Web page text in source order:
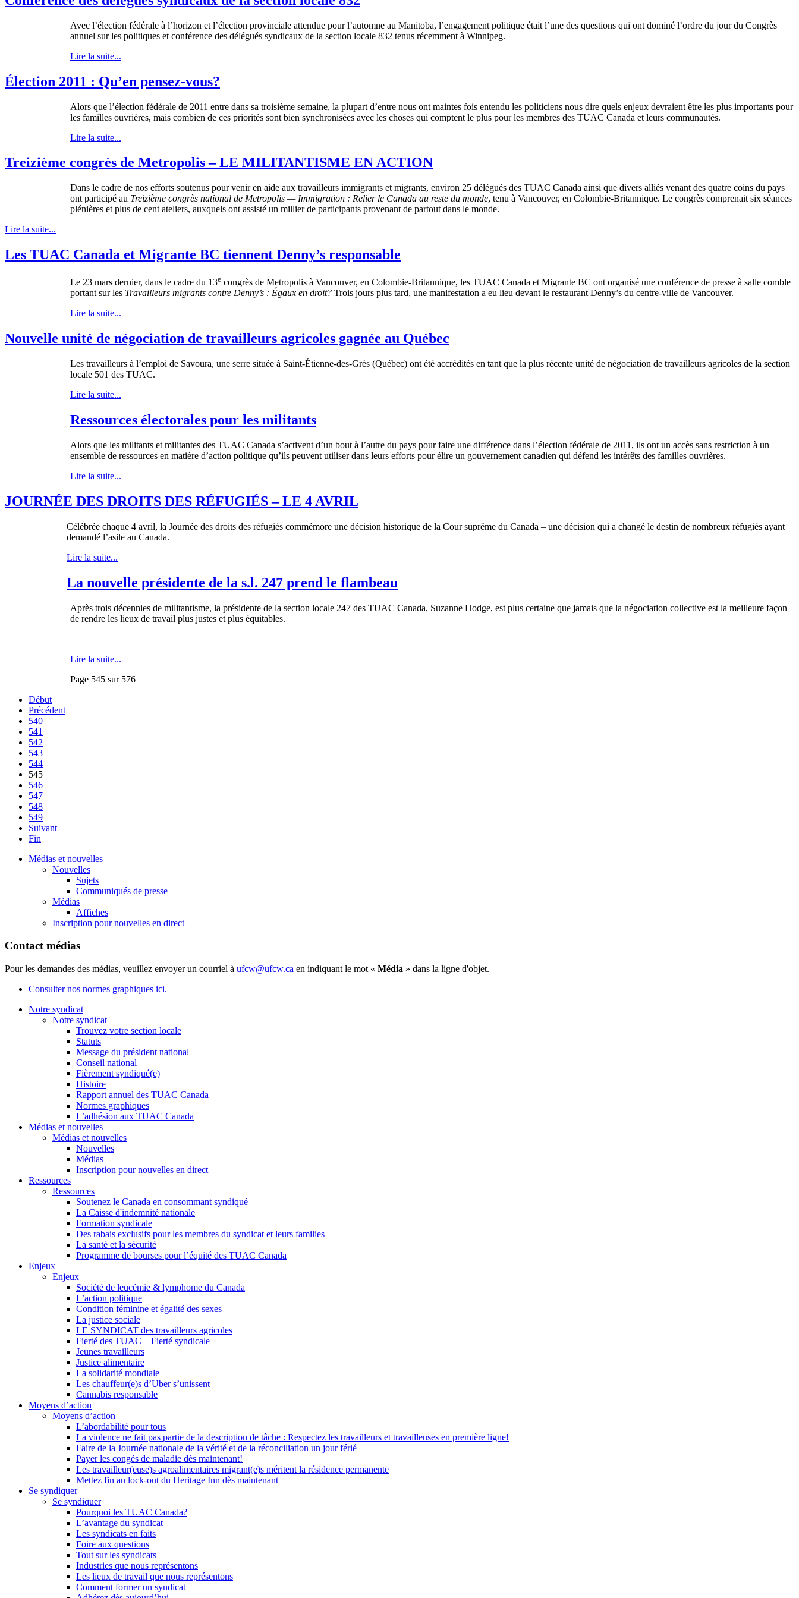
Avec l’élection fédérale à l’horizon et l’élection provinciale attendue pour l’automne au Manitoba, l’engagement politique était l’une des questions qui ont dominé l’ordre du jour du Congrès
annuel sur les politiques et conférence des délégués syndicaux de la section locale 832 tenus récemment à Winnipeg.
Lire la suite...
Élection 2011 : Qu’en pensez-vous?
Alors que l’élection fédérale de 2011 entre dans sa troisième semaine, la plupart d’entre nous ont maintes fois entendu les politiciens nous dire quels enjeux devraient être les plus importants pour
les familles ouvrières, mais combien de ces priorités sont bien synchronisées avec les choses qui comptent le plus pour les membres des TUAC Canada et leurs communautés.
Lire la suite...
Treizième congrès de Metropolis – LE MILITANTISME EN ACTION
Dans le cadre de nos efforts soutenus pour venir en aide aux travailleurs immigrants et migrants, environ 25 délégués des TUAC Canada ainsi que divers alliés venant des quatre coins du pays
ont participé au Treizième congrès national de Metropolis — Immigration : Relier le Canada au reste du monde, tenu à Vancouver, en Colombie-Britannique. Le congrès comprenait six séances
plénières et plus de cent ateliers, auxquels ont assisté un millier de participants provenant de partout dans le monde.
Lire la suite...
Les TUAC Canada et Migrante BC tiennent Denny’s responsable
Le 23 mars dernier, dans le cadre du 13e congrès de Metropolis à Vancouver, en Colombie-Britannique, les TUAC Canada et Migrante BC ont organisé une conférence de presse à salle comble
portant sur les Travailleurs migrants contre Denny’s : Égaux en droit? Trois jours plus tard, une manifestation a eu lieu devant le restaurant Denny’s du centre-ville de Vancouver.
Lire la suite...
Nouvelle unité de négociation de travailleurs agricoles gagnée au Québec
Les travailleurs à l’emploi de Savoura, une serre située à Saint-Étienne-des-Grès (Québec) ont été accrédités en tant que la plus récente unité de négociation de travailleurs agricoles de la section
locale 501 des TUAC.
Lire la suite...
Ressources électorales pour les militants
Alors que les militants et militantes des TUAC Canada s’activent d’un bout à l’autre du pays pour faire une différence dans l’élection fédérale de 2011, ils ont un accès sans restriction à un
ensemble de ressources en matière d’action politique qu’ils peuvent utiliser dans leurs efforts pour élire un gouvernement canadien qui défend les intérêts des familles ouvrières.
Lire la suite...
JOURNÉE DES DROITS DES RÉFUGIÉS – LE 4 AVRIL
Célébrée chaque 4 avril, la Journée des droits des réfugiés commémore une décision historique de la Cour suprême du Canada – une décision qui a changé le destin de nombreux réfugiés ayant
demandé l’asile au Canada.
Lire la suite...
La nouvelle présidente de la s.l. 247 prend le flambeau
Après trois décennies de militantisme, la présidente de la section locale 247 des TUAC Canada, Suzanne Hodge, est plus certaine que jamais que la négociation collective est la meilleure façon
de rendre les lieux de travail plus justes et plus équitables.
Lire la suite...
Page 545 sur 576
Début
Précédent
540
541
542
543
544
545
546
547
548
549
Suivant
Fin
Médias et nouvelles
Nouvelles
Sujets
Communiqués de presse
Médias
Affiches
Inscription pour nouvelles en direct
Contact médias
Pour les demandes des médias, veuillez envoyer un courriel à ufcw@ufcw.ca en indiquant le mot « Média » dans la ligne d'objet.
Consulter nos normes graphiques ici.
Notre syndicat
Notre syndicat
Trouvez votre section locale
Statuts
Message du président national
Conseil national
Fièrement syndiqué(e)
Histoire
Rapport annuel des TUAC Canada
Normes graphiques
L’adhésion aux TUAC Canada
Médias et nouvelles
Médias et nouvelles
Nouvelles
Médias
Inscription pour nouvelles en direct
Ressources
Ressources
Soutenez le Canada en consommant syndiqué
La Caisse d'indemnité nationale
Formation syndicale
Des rabais exclusifs pour les membres du syndicat et leurs families
La santé et la sécurité
Programme de bourses pour l’équité des TUAC Canada
Enjeux
Enjeux
Société de leucémie & lymphome du Canada
L’action politique
Condition féminine et égalité des sexes
La justice sociale
LE SYNDICAT des travailleurs agricoles
Fierté des TUAC – Fierté syndicale
Jeunes travailleurs
Justice alimentaire
La solidarité mondiale
Les chauffeur(e)s d’Uber s’unissent
Cannabis responsable
Moyens d’action
Moyens d’action
L’abordabilité pour tous
La violence ne fait pas partie de la description de tâche : Respectez les travailleurs et travailleuses en première ligne!
Faire de la Journée nationale de la vérité et de la réconciliation un jour férié
Payer les congés de maladie dès maintenant!
Les travailleur(euse)s agroalimentaires migrant(e)s méritent la résidence permanente
Mettez fin au lock-out du Heritage Inn dès maintenant
Se syndiquer
Se syndiquer
Pourquoi les TUAC Canada?
L’avantage du syndicat
Les syndicats en faits
Foire aux questions
Tout sur les syndicats
Industries que nous représentons
Les lieux de travail que nous représentons
Comment former un syndicat